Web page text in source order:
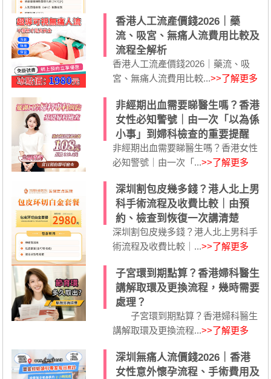
香港人工流產價錢2026｜藥
流、吸宮、無痛人流費用比較及
流程全解析
香港人工流產價錢2026｜藥流、吸
宮、無痛人流費用比較...>>了解更多
非經期出血需要睇醫生嗎？香港
女性必知警號｜由一次「以為係
小事」到婦科檢查的重要提醒
非經期出血需要睇醫生嗎？香港女性
必知警號｜由一次「...>>了解更多
深圳割包皮幾多錢？港人北上男
科手術流程及收費比較｜由預
約、檢查到恢復一次講清楚
深圳割包皮幾多錢？港人北上男科手
術流程及收費比較｜...>>了解更多
子宮環到期點算？香港婦科醫生
講解取環及更換流程，幾時需要
處理？
子宮環到期點算？香港婦科醫生
講解取環及更換流程...>>了解更多
深圳無痛人流價錢2026｜香港
女性意外懷孕流程、手術費用及